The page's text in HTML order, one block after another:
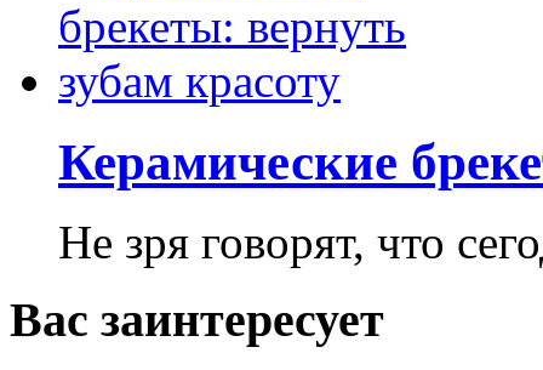
Керамические
Не зря говорят, что
Вас заинтересует